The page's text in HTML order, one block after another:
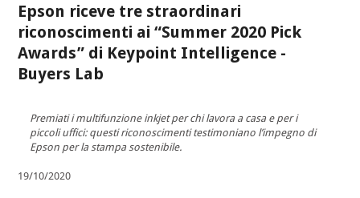
Epson riceve tre straordinari
riconoscimenti ai “Summer 2020 Pick
Awards” di Keypoint Intelligence -
Buyers Lab
Premiati i multifunzione inkjet per chi lavora a casa e per i
piccoli uffici: questi riconoscimenti testimoniano l’impegno di
Epson per la stampa sostenibile.
19/10/2020